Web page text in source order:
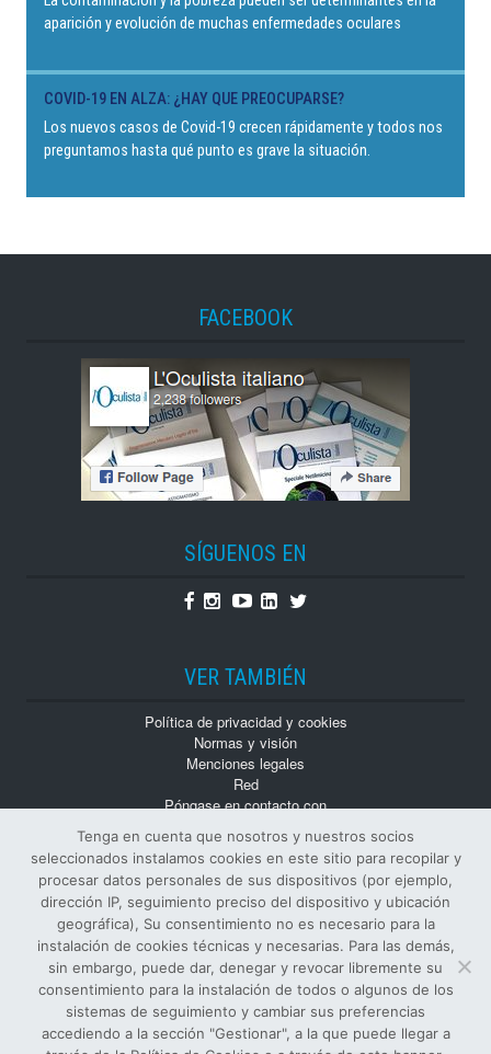
aparición y evolución de muchas enfermedades oculares
COVID-19 EN ALZA: ¿HAY QUE PREOCUPARSE?
Los nuevos casos de Covid-19 crecen rápidamente y todos nos
preguntamos hasta qué punto es grave la situación.
FACEBOOK
SÍGUENOS EN
Facebook
Instagram
YoutubeLinkedin
Twitter
VER TAMBIÉN
Política de privacidad y cookies
Normas y visión
Menciones legales
Red
Póngase en contacto con
Monografías
Números atrasados
© Todos los derechos reservados
EDITOR Y PROPIETARIO SIFI S.p.A.
-NÚMERO DE IVA
Tenga en cuenta que nosotros y nuestros socios
seleccionados instalamos cookies en este sitio para recopilar y
procesar datos personales de sus dispositivos (por ejemplo,
dirección IP, seguimiento preciso del dispositivo y ubicación
geográfica), Su consentimiento no es necesario para la
instalación de cookies técnicas y necesarias. Para las demás,
sin embargo, puede dar, denegar y revocar libremente su
consentimiento para la instalación de todos o algunos de los
sistemas de seguimiento y cambiar sus preferencias
accediendo a la sección "Gestionar", a la que puede llegar a